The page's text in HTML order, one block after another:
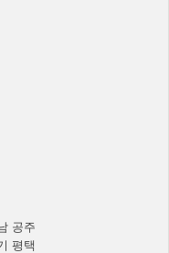
공주
평택